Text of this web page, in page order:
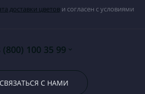
доставки цветови согласен с условиями
(800) 100 35 99
СВЯЗАТЬСЯ С НАМИ